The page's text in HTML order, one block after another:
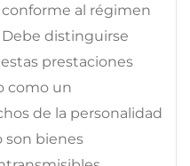
al régimen
Debe distinguirse
prestaciones
como un
de la personalidad
son bienes